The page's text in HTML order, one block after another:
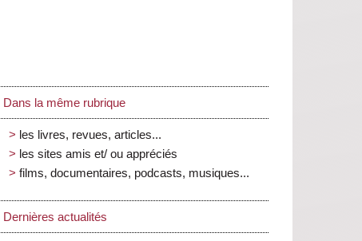
Dans la même rubrique
les livres, revues, articles...
les sites amis et/ ou appréciés
films, documentaires, podcasts, musiques...
Dernières actualités